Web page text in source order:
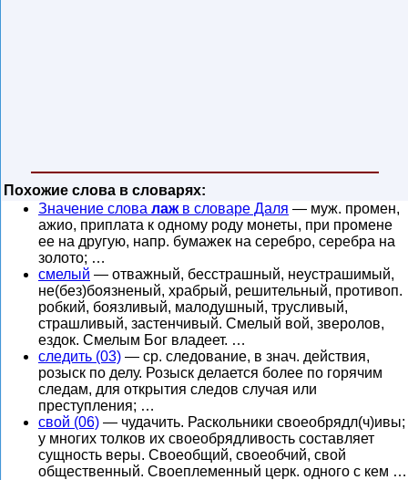
Похожие слова в словарях:
Значение слова лажв словаре Даля — муж. промен,
ажио, приплата к одному роду монеты, при промене
ее на другую, напр. бумажек на серебро, серебра на
золото; …
смелый — отважный, бесстрашный, неустрашимый,
не(без)боязненый, храбрый, решительный, противоп.
робкий, боязливый, малодушный, трусливый,
страшливый, застенчивый. Смелый вой, зверолов,
ездок. Смелым Бог владеет. …
следить (03) — ср. следование, в знач. действия,
розыск по делу. Розыск делается более по горячим
следам, для открытия следов случая или
преступления; …
свой (06) — чудачить. Раскольники своеобрядл(ч)ивы;
у многих толков их своеобрядливость составляет
сущность веры. Своеобщий, своеобчий, свой
общественный. Своеплеменный церк. одного с кем …